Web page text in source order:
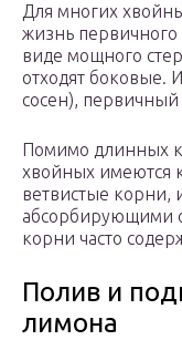
Для многих
жизнь первичного
виде мощного
отходят боковые.
сосен),
Помимо длинных
хвойных имеются
ветвистые корни,
абсорбирующими
корни часто
Полив и
лимона